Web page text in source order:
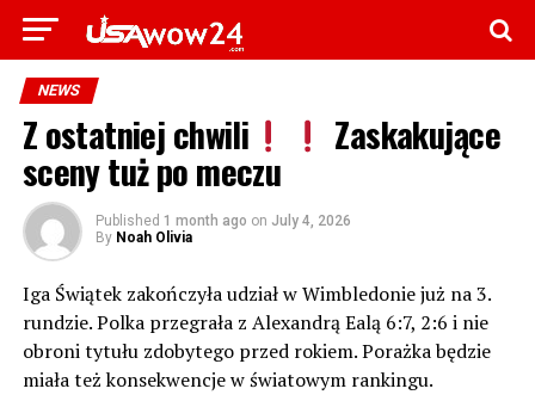
NEWS
Z ostatniej chwili Zaskakujące
sceny tuż po meczu
Published 1 month ago on July 4, 2026
By Noah Olivia
Iga Świątek zakończyła udział w Wimbledonie już na 3.
rundzie. Polka przegrała z Alexandrą Ealą 6:7, 2:6 i nie
obroni tytułu zdobytego przed rokiem. Porażka będzie
miała też konsekwencje w światowym rankingu.